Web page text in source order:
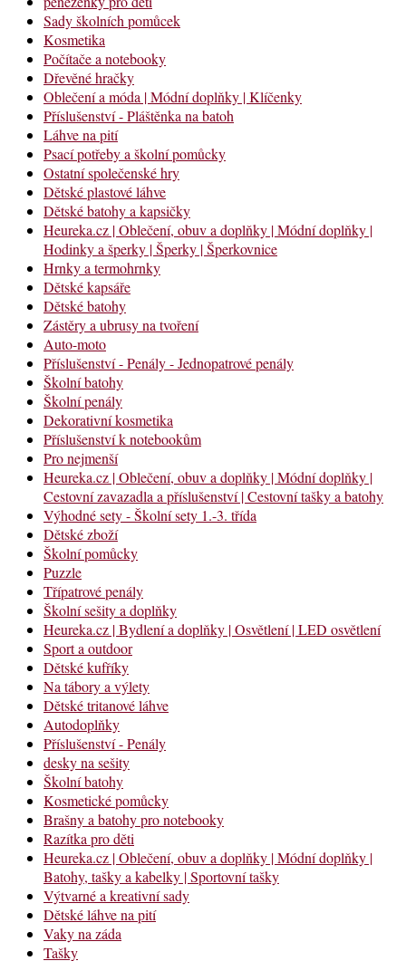
Sady školních pomůcek
Kosmetika
Počítače a notebooky
Dřevěné hračky
Oblečení a móda | Módní doplňky | Klíčenky
Příslušenství - Pláštěnka na batoh
Láhve na pití
Psací potřeby a školní pomůcky
Ostatní společenské hry
Dětské plastové láhve
Dětské batohy a kapsičky
Heureka.cz | Oblečení, obuv a doplňky | Módní doplňky |
Hodinky a šperky | Šperky | Šperkovnice
Hrnky a termohrnky
Dětské kapsáře
Dětské batohy
Zástěry a ubrusy na tvoření
Auto-moto
Příslušenství - Penály - Jednopatrové penály
Školní batohy
Školní penály
Dekorativní kosmetika
Příslušenství k notebookům
Pro nejmenší
Heureka.cz | Oblečení, obuv a doplňky | Módní doplňky |
Cestovní zavazadla a příslušenství | Cestovní tašky a batohy
Výhodné sety - Školní sety 1.-3. třída
Dětské zboží
Školní pomůcky
Puzzle
Třípatrové penály
Školní sešity a doplňky
Heureka.cz | Bydlení a doplňky | Osvětlení | LED osvětlení
Sport a outdoor
Dětské kufříky
Na tábory a výlety
Dětské tritanové láhve
Autodoplňky
Příslušenství - Penály
desky na sešity
Školní batohy
Kosmetické pomůcky
Brašny a batohy pro notebooky
Razítka pro děti
Heureka.cz | Oblečení, obuv a doplňky | Módní doplňky |
Batohy, tašky a kabelky | Sportovní tašky
Výtvarné a kreativní sady
Dětské láhve na pití
Vaky na záda
Tašky